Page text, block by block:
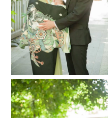
○ご希望のロケーションが神社
可が必要な場所は、お手数で
請をお願い致します。
.
○入場料、撮影料が必要な場
なります。
.
○撮影内容、移動時間・交通
きない場合もございます。
.